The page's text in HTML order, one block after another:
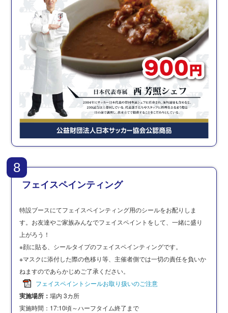
8
フェイスペインティング
特設ブースにてフェイスペインティング用のシールをお配りしま
す。お友達やご家族みんなでフェイスペイントをして、一緒に盛り
上がろう！
※顔に貼る、シールタイプのフェイスペインティングです。
※マスクに添付した際の色移り等、主催者側では一切の責任を負いか
ねますのであらかじめご了承ください。
フェイスペイントシールお取り扱いのご注意
実施場所：場内 3カ所
実施時間：17:10頃～ハーフタイム終了まで